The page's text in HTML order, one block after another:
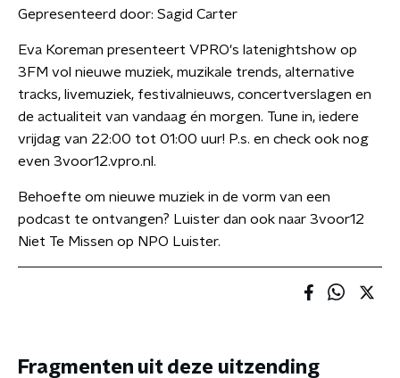
Gepresenteerd door: Sagid Carter
Eva Koreman presenteert VPRO's latenightshow op
3FM vol nieuwe muziek, muzikale trends, alternative
tracks, livemuziek, festivalnieuws, concertverslagen en
de actualiteit van vandaag én morgen. Tune in, iedere
vrijdag van 22:00 tot 01:00 uur! P.s. en check ook nog
even 3voor12.vpro.nl.
Behoefte om nieuwe muziek in de vorm van een
podcast te ontvangen? Luister dan ook naar 3voor12
Niet Te Missen op NPO Luister.
Fragmenten uit deze uitzending